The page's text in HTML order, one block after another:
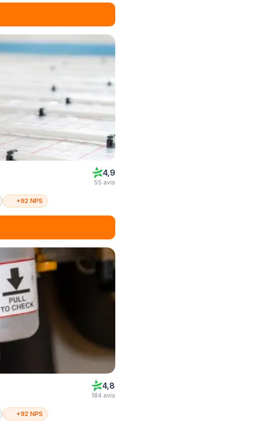
4,9
55 avis
+92 NPS
4,8
184 avis
+92 NPS